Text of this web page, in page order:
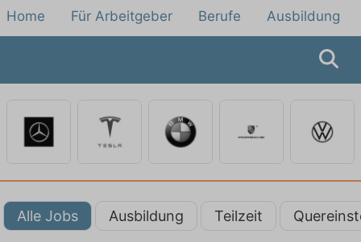
Home Für Arbeitgeber Berufe Ausbildung
Alle Jobs Ausbildung Teilzeit